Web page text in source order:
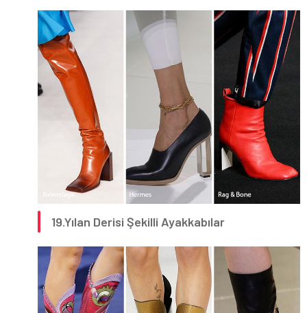
19.Yılan Derisi Şekilli Ayakkabılar